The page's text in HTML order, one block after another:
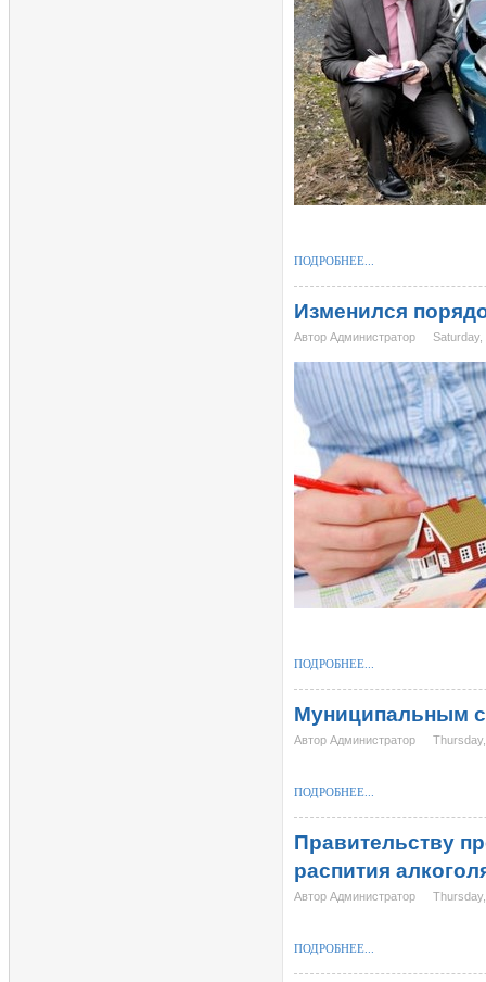
ПОДРОБНЕЕ...
Изменился
Автор Администратор Saturday,
ПОДРОБНЕЕ...
Муниципальным
Автор Администратор
ПОДРОБНЕЕ...
Правительству
распития
Автор Администратор
ПОДРОБНЕЕ...